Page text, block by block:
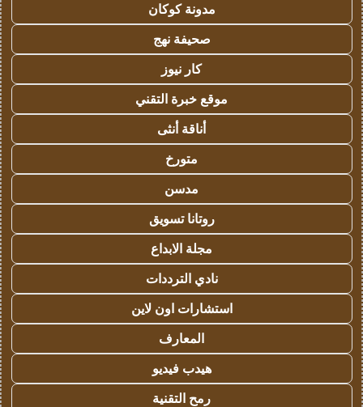
مدونة كوكان
صحيفة نهج
كار نيوز
موقع خبرة التقني
أناقة أنثى
متورخ
مدسن
روتانا تسويق
مجلة الابداع
نادي الترددات
استشارات اون لاين
المعارف
هيدب فيديو
رمح التقنية